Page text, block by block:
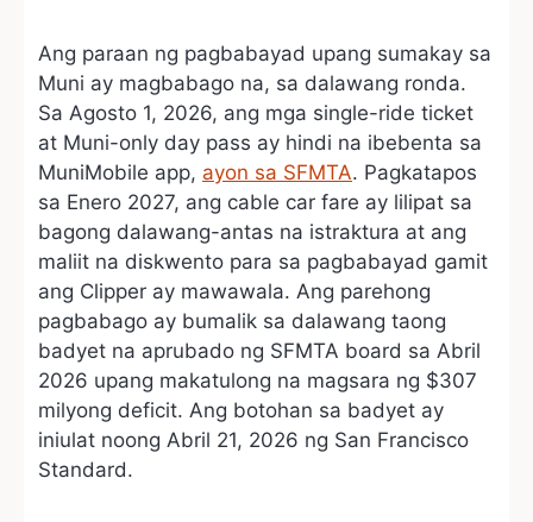
Ang paraan ng pagbabayad upang sumakay sa
Muni ay magbabago na, sa dalawang ronda.
Sa Agosto 1, 2026, ang mga single-ride ticket
at Muni-only day pass ay hindi na ibebenta sa
MuniMobile app, ayon sa SFMTA. Pagkatapos
sa Enero 2027, ang cable car fare ay lilipat sa
bagong dalawang-antas na istraktura at ang
maliit na diskwento para sa pagbabayad gamit
ang Clipper ay mawawala. Ang parehong
pagbabago ay bumalik sa dalawang taong
badyet na aprubado ng SFMTA board sa Abril
2026 upang makatulong na magsara ng $307
milyong deficit. Ang botohan sa badyet ay
iniulat noong Abril 21, 2026 ng San Francisco
Standard.